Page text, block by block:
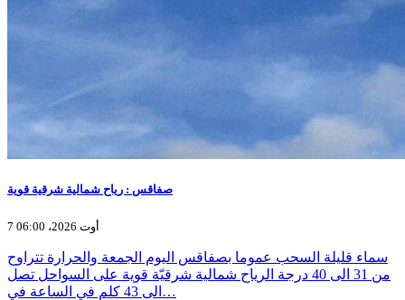
صفاقس : رياح شمالية شرقية قوية
7 أوت 2026، 06:00
سماء قليلة السحب عموما بصفاقس اليوم الجمعة والحرارة تتراوح
من 31 الى 40 درجة الرياح شمالية شرقيّة قوية على السواحل تصل
الى 43 كلم في الساعة في…